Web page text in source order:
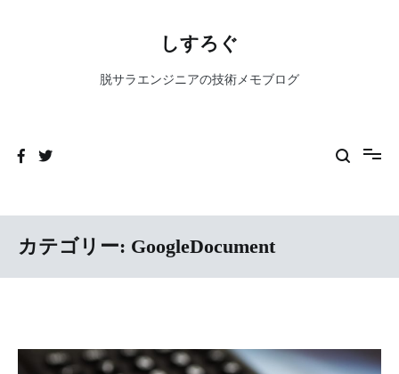
しすろぐ
脱サラエンジニアの技術メモブログ
カテゴリー: GoogleDocument